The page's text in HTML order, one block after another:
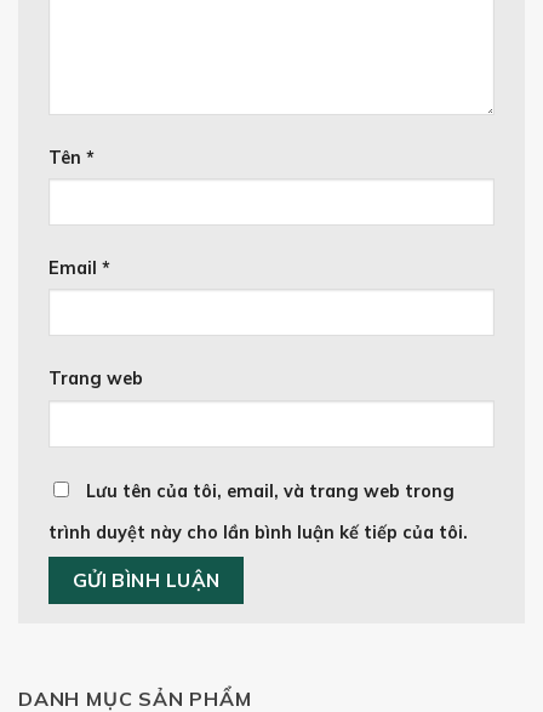
Tên *
Email *
Trang web
Lưu tên của tôi, email, và trang web trong
trình duyệt này cho lần bình luận kế tiếp của tôi.
DANH MỤC SẢN PHẨM